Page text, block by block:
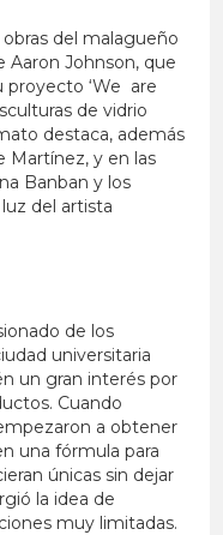
del malagueño
Aaron Johnson, que
proyecto ‘We are
de vidrio
destaca, además
Martínez, y en las
Banban y los
del artista
de los
universitaria
un gran interés por
Cuando
a obtener
una fórmula para
únicas sin dejar
la idea de
muy limitadas.